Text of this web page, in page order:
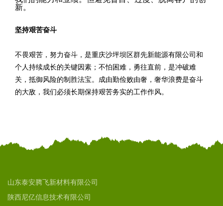
新。
坚持艰苦奋斗
不畏艰苦，努力奋斗，是重庆沙坪坝区群先新能源有限公司和
个人持续成长的关键因素；不怕困难，勇往直前，是冲破难
关，抵御风险的制胜法宝。成由勤俭败由奢，奢华浪费是奋斗
的大敌，我们必须长期保持艰苦务实的工作作风。
山东泰安腾飞新材料有限公司
陕西尼亿信息技术有限公司